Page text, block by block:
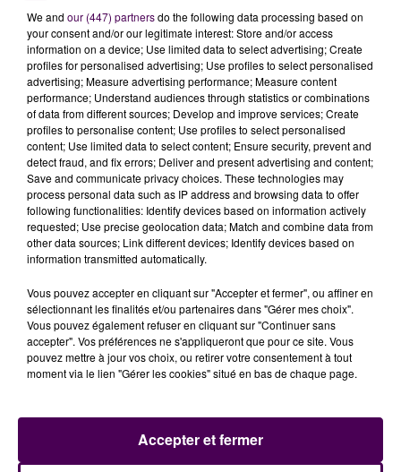
Ferté-Bernard, Bonnétable, Ballon et Beaufay ont été
mobilisés.
À LA UNE
7 août 2026
Gagnez vos pass pour le V and B Fest' 2026 !
Inscrivez-vous au casting The Voice & The Voice
Kids !
We and our (447) partnersdo the following data processing based on
your consent and/or our legitimate interest: Store and/or access
information on a device; Use limited data to select advertising; Create
profiles for personalised advertising; Use profiles to select personalised
advertising; Measure advertising performance; Measure content
performance; Understand audiences through statistics or combinations
of data from different sources; Develop and improve services; Create
profiles to personalise content; Use profiles to select personalised
content; Use limited data to select content; Ensure security, prevent and
detect fraud, and fix errors; Deliver and present advertising and content;
Save and communicate privacy choices. These technologies may
process personal data such as IP address and browsing data to offer
following functionalities: Identify devices based on information actively
requested; Use precise geolocation data; Match and combine data from
other data sources; Link different devices; Identify devices based on
information transmitted automatically.
Vous pouvez accepter en cliquant sur "Accepter et fermer", ou affiner en
sélectionnant les finalités et/ou partenaires dans "Gérer mes choix".
Vous pouvez également refuser en cliquant sur "Continuer sans
accepter". Vos préférences ne s'appliqueront que pour ce site. Vous
pouvez mettre à jour vos choix, ou retirer votre consentement à tout
moment via le lien "Gérer les cookies" situé en bas de chaque page.
Accepter et fermer